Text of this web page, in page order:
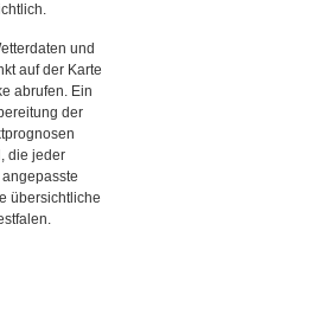
und
auf der Karte
abrufen. Ein
der
die jeder
übersichtliche